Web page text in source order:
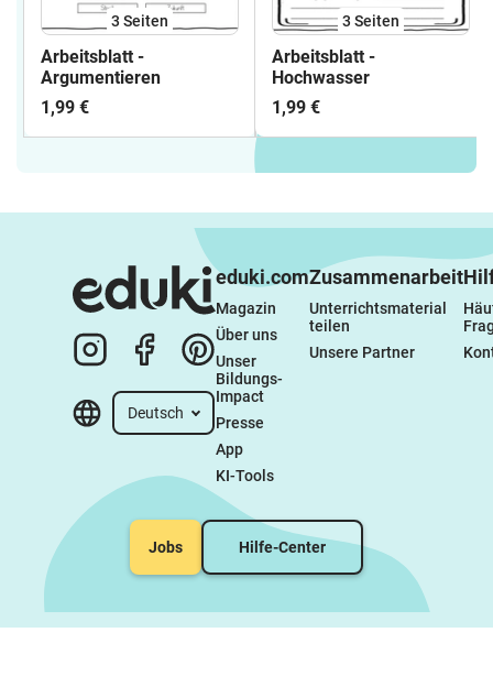
3 Seiten
Arbeitsblatt -
Argumentieren
1,99 €
3 Seiten
Arbeitsblatt -
Hochwasser
1,99 €
Deutsch
eduki.com
Magazin
Über uns
Unser
Bildungs-
Impact
Presse
App
KI-Tools
Zusammenarbeit
Unterrichtsmaterial
teilen
Unsere Partner
Jobs Hilfe-Center